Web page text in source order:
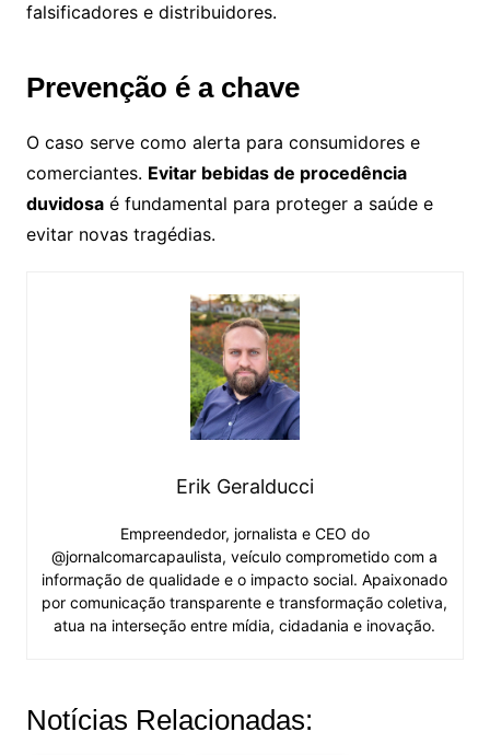
falsificadores e distribuidores.
Prevenção é a chave
O caso serve como alerta para consumidores e
comerciantes. Evitar bebidas de procedência
duvidosaé fundamental para proteger a saúde e
evitar novas tragédias.
Erik Geralducci
Empreendedor, jornalista e CEO do
@jornalcomarcapaulista, veículo comprometido com a
informação de qualidade e o impacto social. Apaixonado
por comunicação transparente e transformação coletiva,
atua na interseção entre mídia, cidadania e inovação.
Notícias Relacionadas: